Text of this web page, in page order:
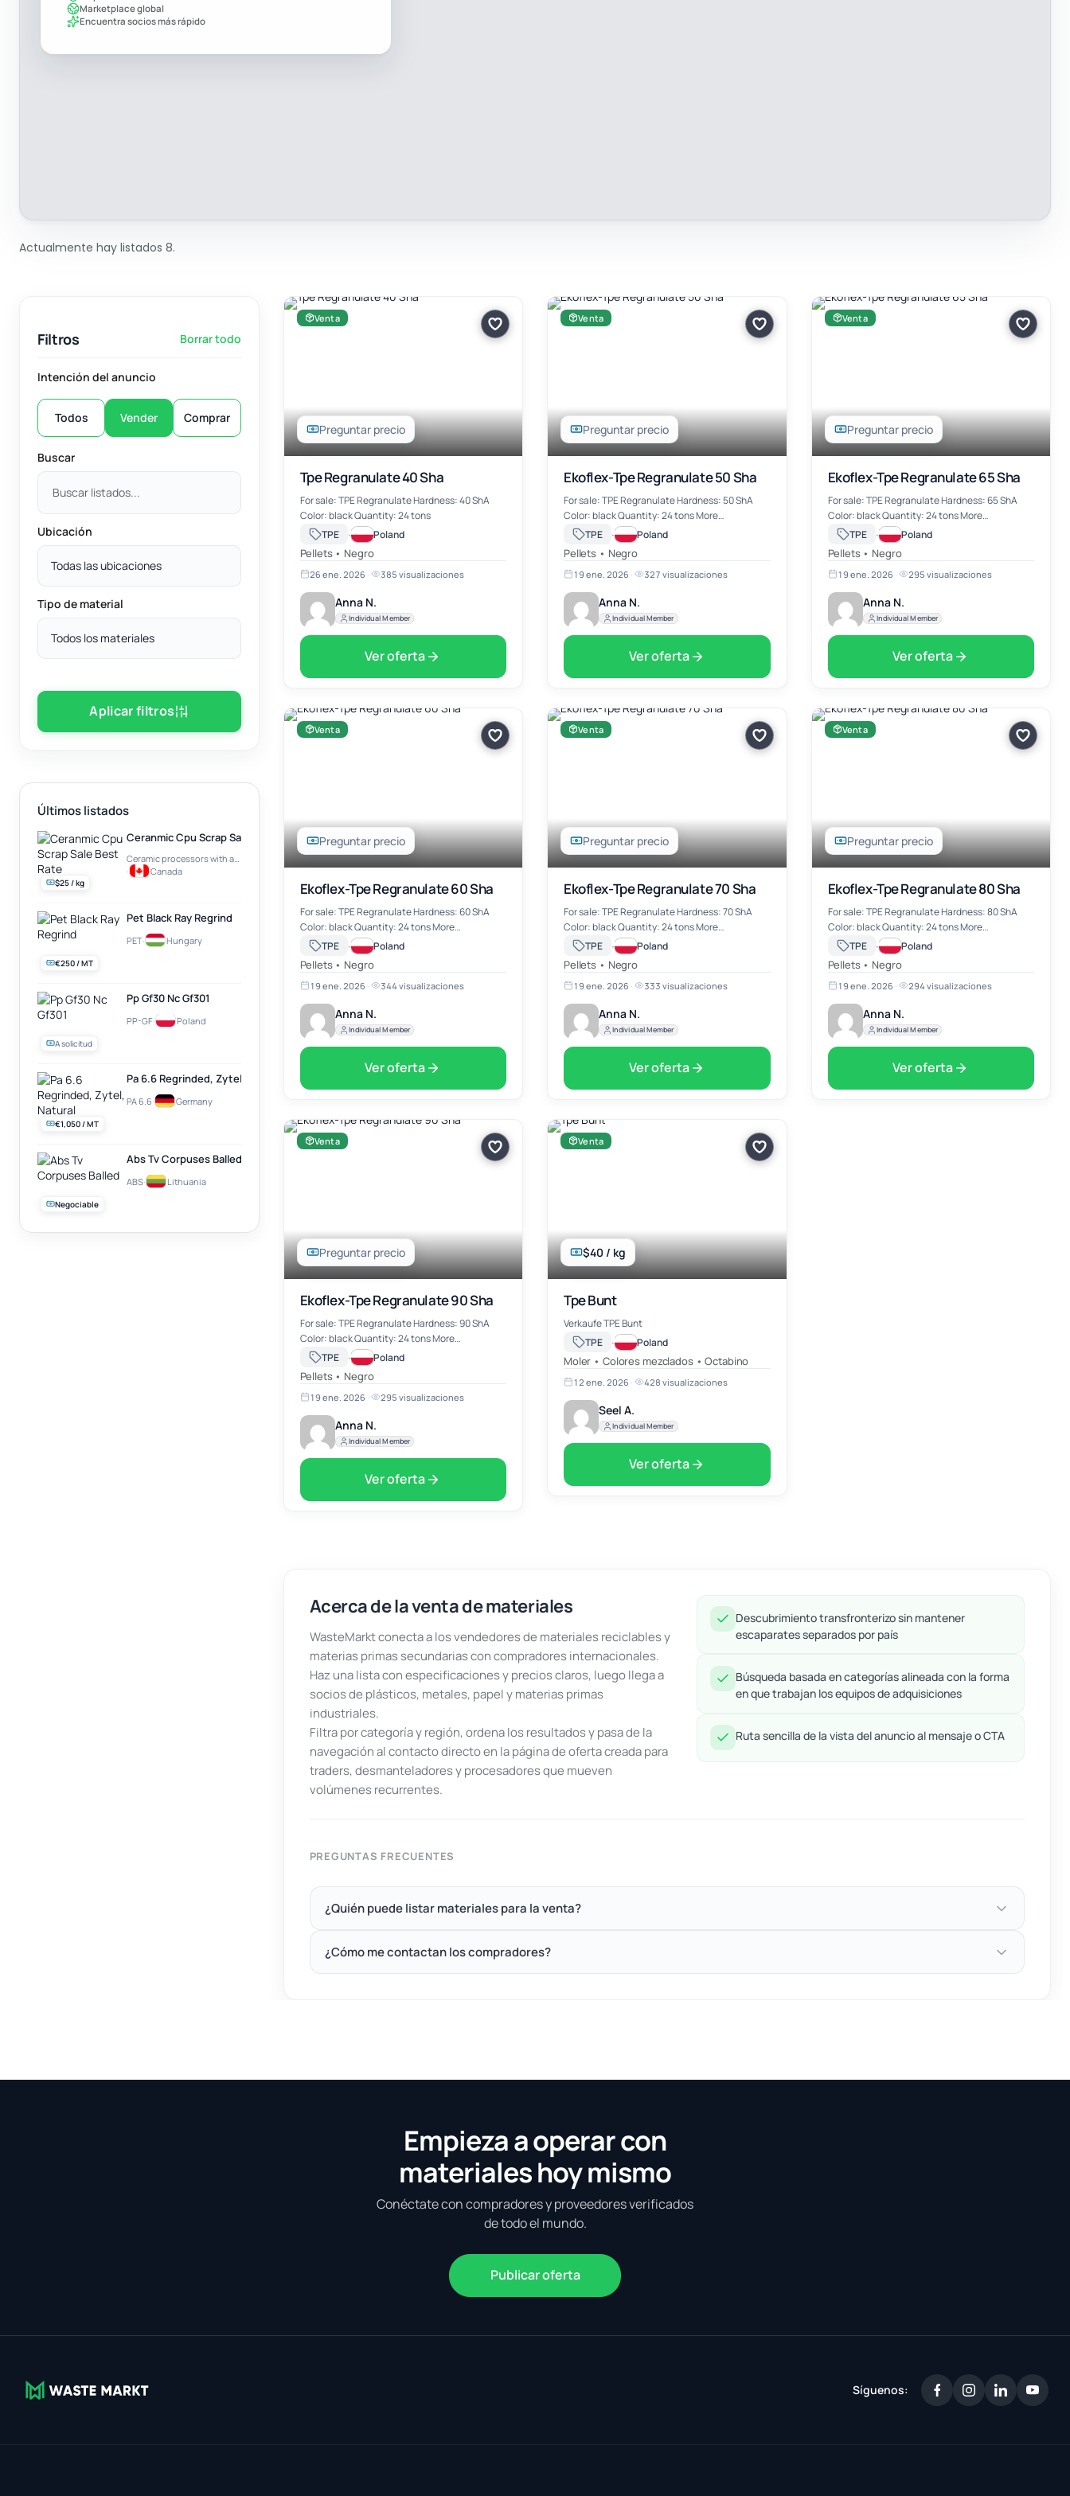
Marketplace global
Encuentra socios más rápido
Actualmente hay listados 8.
Filtros Borrar todo
Intención del anuncio
Todos Vender Comprar
Buscar
Ubicación
Todas las ubicaciones
Tipo de material
Todos los materiales
Aplicar filtros
Últimos listados
$25 / kg
Ceranmic Cpu Scrap Sale Best Rate
·
Canada
€250 / MT
Pet Black Ray Regrind
PET· Hungary
A solicitud
Pp Gf30 Nc Gf301
PP-GF· Poland
€1,050 / MT
Pa 6.6 Regrinded, Zytel, Natural
PA 6.6· Germany
Negociable
Abs Tv Corpuses Balled
ABS· Lithuania
Preguntar precio
Venta
Tpe Regranulate 40 Sha
For sale: TPE Regranulate Hardness: 40 ShA
Color: black Quantity: 24 tons
TPE
· Poland
Pellets • Negro
26 ene. 2026 · 385 visualizaciones
Anna N.
Individual Member
Ver oferta
Preguntar precio
Venta
Ekoflex-Tpe Regranulate 50 Sha
For sale: TPE Regranulate Hardness: 50 ShA
Color: black Quantity: 24 tons More
information on mail
a.nowosad@wwekochem.com
TPE · Poland
Pellets • Negro
19 ene. 2026 · 327 visualizaciones
Anna N.
Individual Member
Ver oferta
Preguntar precio
Venta
Ekoflex-Tpe Regranulate 65 Sha
For sale: TPE Regranulate Hardness: 65 ShA
Color: black Quantity: 24 tons More
information on mail
a.nowosad@wwekochem.com
TPE · Poland
Pellets • Negro
19 ene. 2026 · 295 visualizaciones
Anna N.
Individual Member
Ver oferta
Preguntar precio
Venta
Ekoflex-Tpe Regranulate 60 Sha
For sale: TPE Regranulate Hardness: 60 ShA
Color: black Quantity: 24 tons More
information on mail
a.nowosad@wwekochem.com
TPE · Poland
Pellets • Negro
19 ene. 2026 · 344 visualizaciones
Anna N.
Individual Member
Ver oferta
Preguntar precio
Venta
Ekoflex-Tpe Regranulate 70 Sha
For sale: TPE Regranulate Hardness: 70 ShA
Color: black Quantity: 24 tons More
information on mail
a.nowosad@wwekochem.com
TPE · Poland
Pellets • Negro
19 ene. 2026 · 333 visualizaciones
Anna N.
Individual Member
Ver oferta
Preguntar precio
Venta
Ekoflex-Tpe Regranulate 80 Sha
For sale: TPE Regranulate Hardness: 80 ShA
Color: black Quantity: 24 tons More
information on mail
a.nowosad@wwekochem.com
TPE · Poland
Pellets • Negro
19 ene. 2026 · 294 visualizaciones
Anna N.
Individual Member
Ver oferta
Preguntar precio
Venta
Ekoflex-Tpe Regranulate 90 Sha
For sale: TPE Regranulate Hardness: 90 ShA
Color: black Quantity: 24 tons More
information on mail
a.nowosad@wwekochem.com
TPE · Poland
Pellets • Negro
19 ene. 2026 · 295 visualizaciones
Anna N.
Individual Member
Ver oferta
$40 / kg
Venta
Tpe Bunt
Verkaufe TPE Bunt
TPE
· Poland
Moler • Colores mezclados • Octabino
12 ene. 2026 · 428 visualizaciones
Seel A.
Individual Member
Ver oferta
Acerca de la venta de materiales
WasteMarkt conecta a los vendedores de materiales reciclables y
materias primas secundarias con compradores internacionales.
Haz una lista con especificaciones y precios claros, luego llega a
socios de plásticos, metales, papel y materias primas
industriales.
Filtra por categoría y región, ordena los resultados y pasa de la
navegación al contacto directo en la página de oferta creada para
traders, desmanteladores y procesadores que mueven
volúmenes recurrentes.
Descubrimiento transfronterizo sin mantener
escaparates separados por país
Búsqueda basada en categorías alineada con la forma
en que trabajan los equipos de adquisiciones
Ruta sencilla de la vista del anuncio al mensaje o CTA
PREGUNTAS FRECUENTES
¿Quién puede listar materiales para la venta?
¿Cómo me contactan los compradores?
Empieza a operar con
materiales hoy mismo
Conéctate con compradores y proveedores verificados
de todo el mundo.
Publicar oferta
Síguenos: